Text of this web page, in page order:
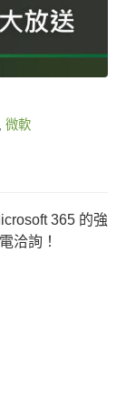
微軟
365 的強
洽詢！